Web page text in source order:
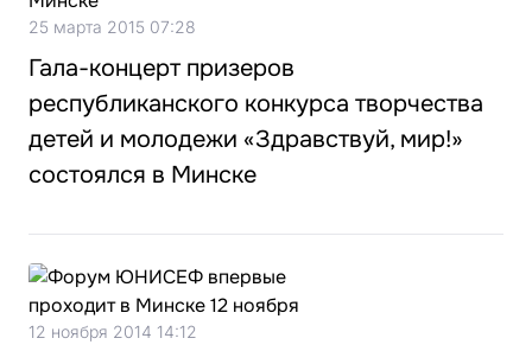
25 марта 2015 07:28
Гала-концерт призеров
республиканского конкурса творчества
детей и молодежи «Здравствуй, мир!»
состоялся в Минске
12 ноября 2014 14:12